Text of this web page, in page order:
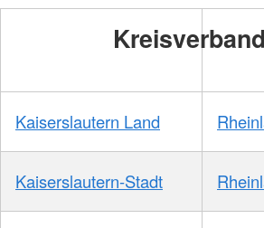
Kreisverband
Kaiserslautern Land
Kaiserslautern-Stadt